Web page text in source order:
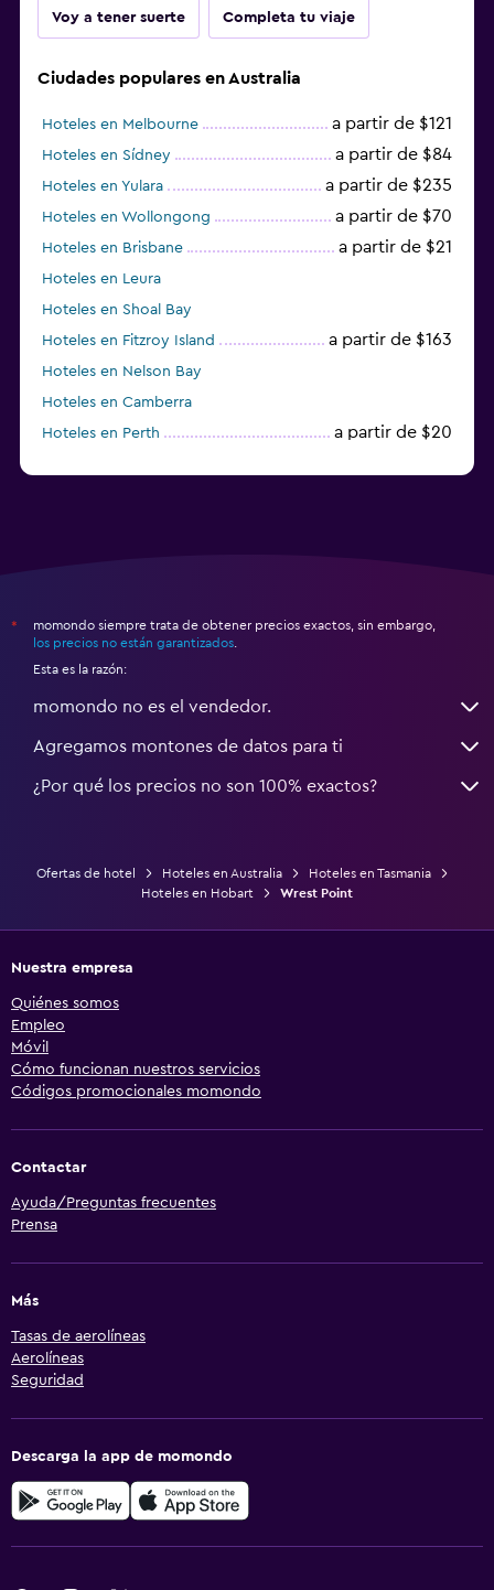
Voy a tener suerte Completa tu viaje
Ciudades populares en Australia
Hoteles en Melbourne a partir de $121
Hoteles en Sídney a partir de $84
Hoteles en Yulara a partir de $235
Hoteles en Wollongong a partir de $70
Hoteles en Brisbane a partir de $21
Hoteles en Leura
Hoteles en Shoal Bay
Hoteles en Fitzroy Island
a partir de $163
Hoteles en Nelson Bay
Hoteles en Camberra
Hoteles en Perth
a partir de $20
*
momondo siempre trata de obtener precios exactos, sin embargo,
los precios no están garantizados
Esta es la razón:
momondo no es el vendedor.
Agregamos montones de datos para ti
¿Por qué los precios no son 100% exactos?
Ofertas de hotel Hoteles en Australia
Hoteles en Tasmania
Hoteles en Hobart
Wrest Point
Nuestra empresa
Quiénes somos
Empleo
Móvil
Cómo funcionan nuestros servicios
Códigos promocionales momondo
Contactar
Ayuda/Preguntas frecuentes
Prensa
Más
Tasas de aerolíneas
Aerolíneas
Seguridad
Descarga la app de momondo